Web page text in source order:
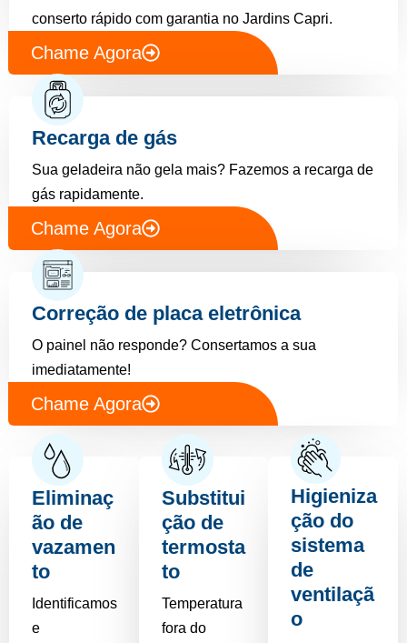
conserto rápido com garantia no Jardins Capri.
Chame Agora
Recarga de gás
Sua geladeira não gela mais? Fazemos a recarga de
gás rapidamente.
Chame Agora
Correção de placa eletrônica
O painel não responde? Consertamos a sua
imediatamente!
Chame Agora
Eliminaç
ão de
vazamen
to
Identificamos
e
Substitui
ção de
termosta
to
Temperatura
fora do
Higieniza
ção do
sistema
de
ventilaçã
o